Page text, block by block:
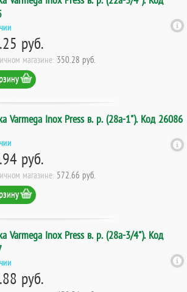
руб.
магазине: 350.28 руб.
Varmega Inox Press в. р. (28а-1"). Код 26086
руб.
магазине: 572.66 руб.
Varmega Inox Press в. р. (28а-3/4"). Код
руб.